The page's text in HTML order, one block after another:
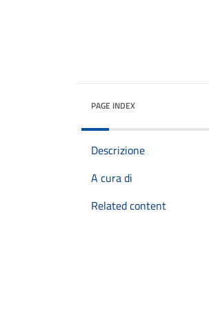
PAGE INDEX
Descrizione
A cura di
Related content